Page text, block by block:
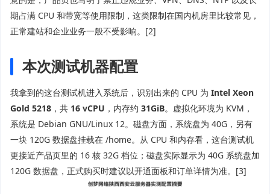
期占满 CPU 和带宽等使用限制，这类限制在国内机房里比较常见，
正常建站和企业业务一般不受影响。[2]
本次测试机器配置
我拿到的这台测试机进入系统后，识别出来的 CPU 为 Intel Xeon
Gold 5218 ，共 16 vCPU ，内存约 31GiB。虚拟化环境为 KVM，
系统是 Debian GNU/Linux 12。磁盘方面，系统盘为 40G，另有
一块 120G 数据盘挂载在 /home。从 CPU 和内存看，这台测试机
更接近产品页里的 16 核 32G 档位；磁盘实际显示为 40G 系统盘加
120G 数据盘，正式购买时建议以开通面板和订单详情为准。[3]